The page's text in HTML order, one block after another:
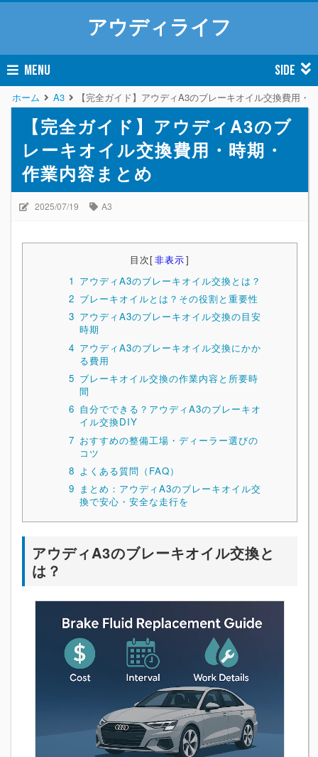
アウディライフ
MENU SIDE
ホーム A3 【完全ガイド】アウディA3のブレーキオイル交換費用・
【完全ガイド】アウディA3のブ
レーキオイル交換費用・時期・
作業内容まとめ
2025/07/19 A3
目次[非表示]
1 アウディA3のブレーキオイル交換とは？
2 ブレーキオイルとは？その役割と重要性
3 アウディA3のブレーキオイル交換の目安
時期
4 アウディA3のブレーキオイル交換にかか
る費用
5 ブレーキオイル交換の作業内容と所要時
間
6 自分でできる？アウディA3のブレーキオ
イル交換DIY
7 おすすめの整備工場・ディーラー選びの
コツ
8 よくある質問（FAQ）
9 まとめ：アウディA3のブレーキオイル交
換で安心・安全な走行を
アウディA3のブレーキオイル交換と
は？